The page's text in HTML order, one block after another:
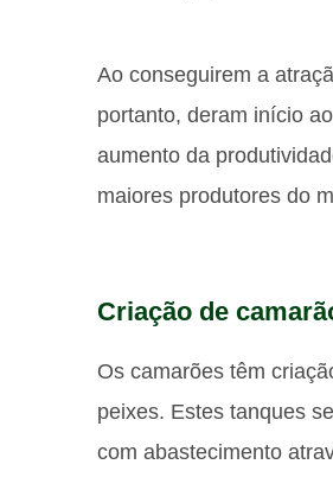
Ao conseguirem a
portanto, deram início
aumento da
maiores produtores do
Criação de
Os camarões têm
peixes. Estes tanques
com abastecimento